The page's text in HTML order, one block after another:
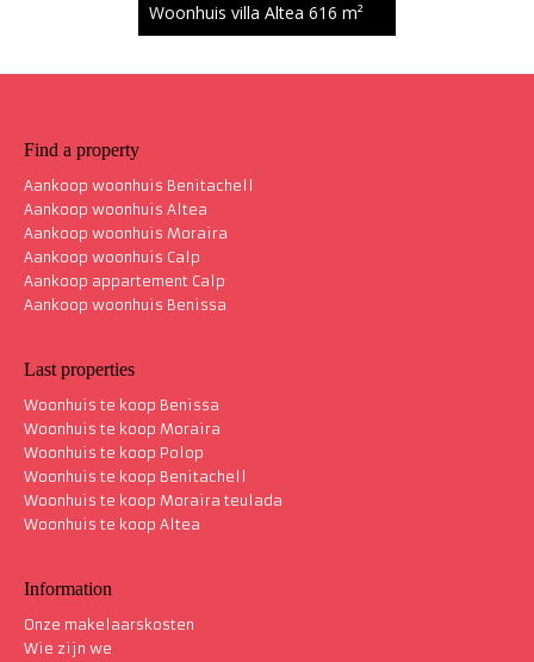
Woonhuis villa Altea 616 m²
Woonhuis villa Altea
Find a property
Aankoop woonhuis Benitachell
Aankoop woonhuis Altea
Aankoop woonhuis Moraira
Aankoop woonhuis Calp
Aankoop appartement Calp
Aankoop woonhuis Benissa
Last properties
Woonhuis te koop Benissa
Woonhuis te koop Moraira
Woonhuis te koop Polop
Woonhuis te koop Benitachell
Woonhuis te koop Moraira teulada
Woonhuis te koop Altea
Information
Onze makelaarskosten
Wie zijn we